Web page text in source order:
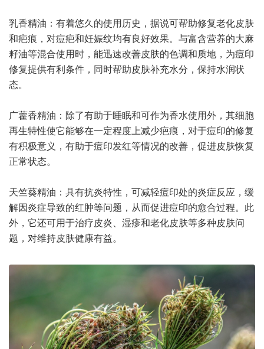
乳香精油：有着悠久的使用历史，据说可帮助修复老化皮肤
和疤痕，对痘疤和妊娠纹均有良好效果。与富含营养的大麻
籽油等混合使用时，能迅速改善皮肤的色调和质地，为痘印
修复提供有利条件，同时帮助皮肤补充水分，保持水润状
态。
广藿香精油：除了有助于睡眠和可作为香水使用外，其细胞
再生特性使它能够在一定程度上减少疤痕，对于痘印的修复
有积极意义，有助于痘印发红等情况的改善，促进皮肤恢复
正常状态。
天竺葵精油：具有抗炎特性，可减轻痘印处的炎症反应，缓
解因炎症导致的红肿等问题，从而促进痘印的愈合过程。此
外，它还可用于治疗皮炎、湿疹和老化皮肤等多种皮肤问
题，对维持皮肤健康有益。